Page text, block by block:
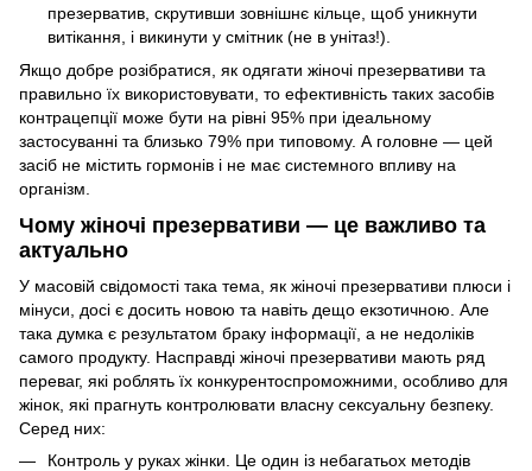
презерватив, скрутивши зовнішнє кільце, щоб уникнути
витікання, і викинути у смітник (не в унітаз!).
Якщо добре розібратися, як одягати жіночі презервативи та
правильно їх використовувати, то ефективність таких засобів
контрацепції може бути на рівні 95% при ідеальному
застосуванні та близько 79% при типовому. А головне — цей
засіб не містить гормонів і не має системного впливу на
організм.
Чому жіночі презервативи — це важливо та
актуально
У масовій свідомості така тема, як жіночі презервативи плюси і
мінуси, досі є досить новою та навіть дещо екзотичною. Але
така думка є результатом браку інформації, а не недоліків
самого продукту. Насправді жіночі презервативи мають ряд
переваг, які роблять їх конкурентоспроможними, особливо для
жінок, які прагнуть контролювати власну сексуальну безпеку.
Серед них:
Контроль у руках жінки. Це один із небагатьох методів